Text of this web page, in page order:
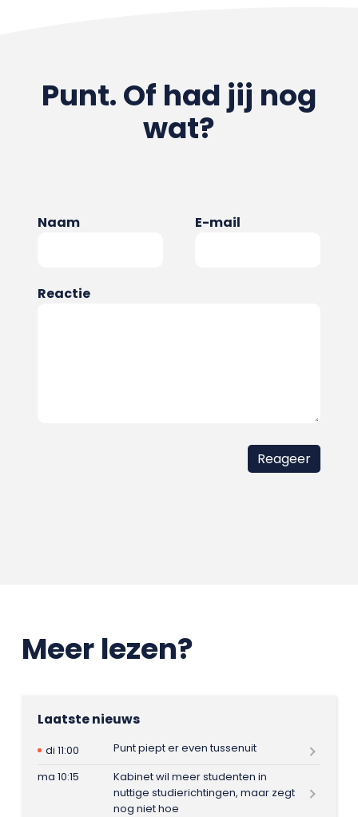
Punt. Of had jij nog
wat?
Naam E-mail
Reactie
Meer lezen?
Laatste nieuws
di 11:00
Punt piept er even tussenuit
ma 10:15
Kabinet wil meer studenten in
nuttige studierichtingen, maar zegt
nog niet hoe